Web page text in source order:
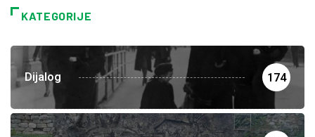
KATEGORIJE
Dijalog 174